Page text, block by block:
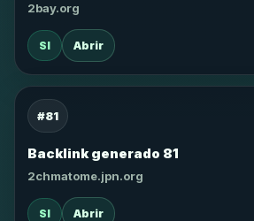
2bay.org
SI Abrir
#81
Backlink generado 81
2chmatome.jpn.org
SI Abrir